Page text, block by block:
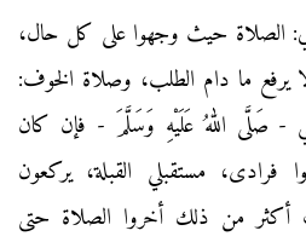
الصلاة حيث وجهوا على كل حال،
يرفع ما دام الطلب، وصلاة الخوف:
- صَلَّى اللهُ عَلَيْهِ وَسَلَّمَ - فإن كان
مستقبلي القبلة، يركعون
من ذلك أخروا الصلاة حتى